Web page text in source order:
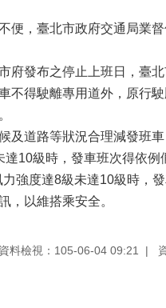
便，臺北市政府交通局業
府發布之停止上班日，臺
不得駛離專用道外，原行
及道路等狀況合理減發班
10級時，發車班次得依
強度達8級未達10級時，
，以維搭乘安全。
資料檢視：105-06-04 09:21